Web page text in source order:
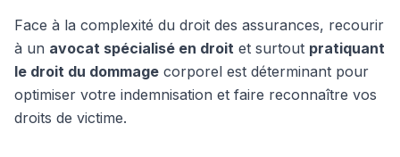
Face à la complexité du droit des assurances, recourir
à un avocat spécialisé en droit et surtout pratiquant
le droit du dommage corporel est déterminant pour
optimiser votre indemnisation et faire reconnaître vos
droits de victime.